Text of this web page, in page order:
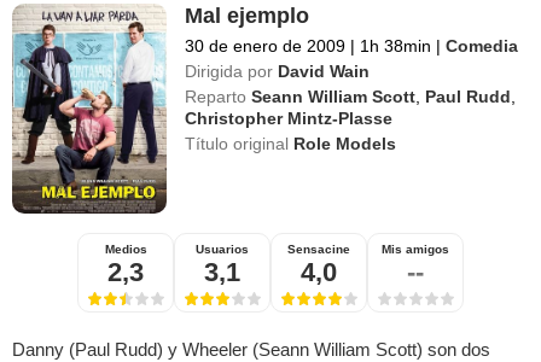
Mal ejemplo
30 de enero de 2009 | 1h 38min | Comedia
Dirigida por David Wain
Reparto Seann William Scott Paul Rudd
Christopher Mintz-Plasse
Título original Role Models
Medios
2,3
Usuarios
3,1
Sensacine
4,0
Mis amigos
--
Danny (Paul Rudd) y Wheeler (Seann William Scott) son dos